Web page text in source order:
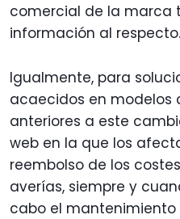
comercial de la marca
información al respecto.
Igualmente, para
acaecidos en modelos
anteriores a este
web en la que los
reembolso de los
averías, siempre y
cabo el